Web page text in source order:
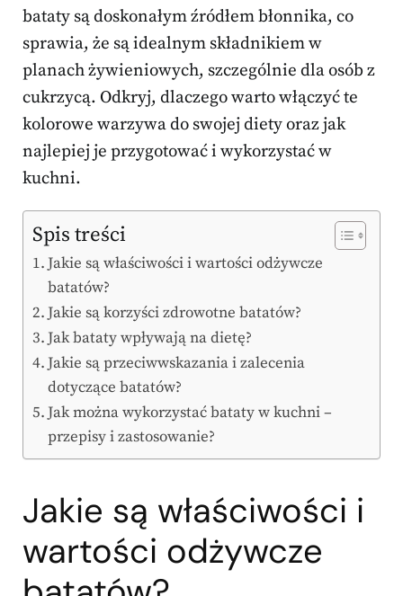
bataty są doskonałym źródłem błonnika, co
sprawia, że są idealnym składnikiem w
planach żywieniowych, szczególnie dla osób z
cukrzycą. Odkryj, dlaczego warto włączyć te
kolorowe warzywa do swojej diety oraz jak
najlepiej je przygotować i wykorzystać w
kuchni.
Spis treści
Jakie są właściwości i wartości odżywcze
batatów?
Jakie są korzyści zdrowotne batatów?
Jak bataty wpływają na dietę?
Jakie są przeciwwskazania i zalecenia
dotyczące batatów?
Jak można wykorzystać bataty w kuchni –
przepisy i zastosowanie?
Jakie są właściwości i
wartości odżywcze